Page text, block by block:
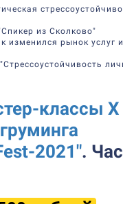
из Сколково"
изменился рынок услуг
классы Х
2021".